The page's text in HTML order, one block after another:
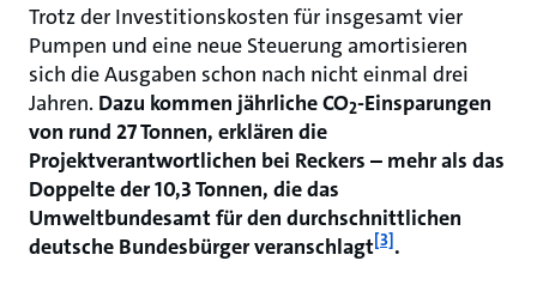
Trotz der Investitionskosten für insgesamt vier
Pumpen und eine neue Steuerung amortisieren
sich die Ausgaben schon nach nicht einmal drei
Jahren. Dazu kommen jährliche CO2-Einsparungen
von rund 27 Tonnen, erklären die
Projektverantwortlichen bei Reckers – mehr als das
Doppelte der 10,3 Tonnen, die das
Umweltbundesamt für den durchschnittlichen
deutsche Bundesbürger veranschlagt[3].